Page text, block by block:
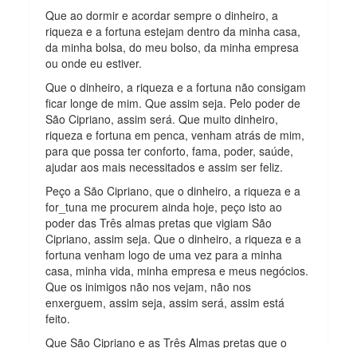
Que ao dormir e acordar sempre o dinheiro, a
riqueza e a fortuna estejam dentro da minha casa,
da minha bolsa, do meu bolso, da minha empresa
ou onde eu estiver.
Que o dinheiro, a riqueza e a fortuna não consigam
ficar longe de mim. Que assim seja. Pelo poder de
São Cipriano, assim será. Que muito dinheiro,
riqueza e fortuna em penca, venham atrás de mim,
para que possa ter conforto, fama, poder, saúde,
ajudar aos mais necessitados e assim ser feliz.
Peço a São Cipriano, que o dinheiro, a riqueza e a
for​_tuna me procurem ainda hoje, peço isto ao
poder das Três almas pretas que vigiam São
Cipriano, assim seja. Que o dinheiro, a riqueza e a
fortuna venham logo de uma vez para a minha
casa, minha vida, minha empresa e meus negócios.
Que os inimigos não nos vejam, não nos
enxerguem, assim seja, assim será, assim está
feito.
Que São Cipriano e as Três Almas pretas que o